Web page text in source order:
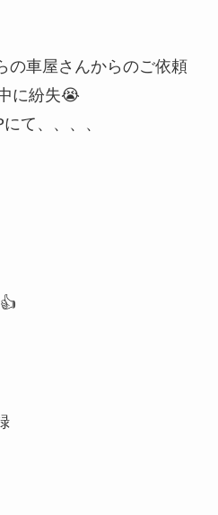
の車屋さんからのご依頼
に紛失😭
て、、、、